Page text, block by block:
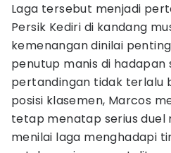
Laga tersebut menjadi
Persik Kediri di kandang
kemenangan dinilai
penutup manis di hadapan
pertandingan tidak terlalu
posisi klasemen, Marcos
tetap menatap serius duel
menilai laga menghadapi